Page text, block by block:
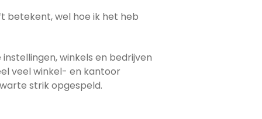
betekent, wel hoe ik het heb
winkels en bedrijven
veel winkel- en kantoor
strik opgespeld.